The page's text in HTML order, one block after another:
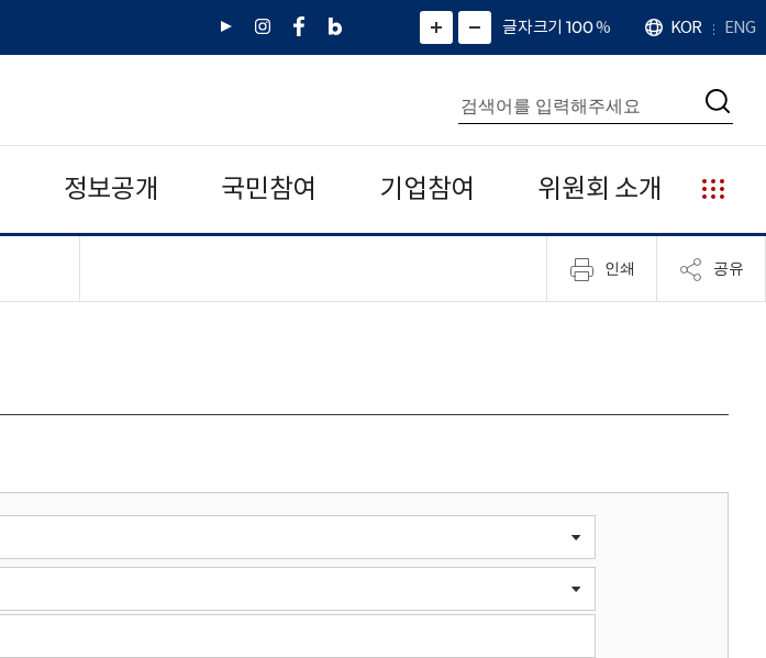
유
인
페
네
그
)
화
면
면
소
확
대
치
글자크기 100%
언
어
KOR ENG
통
합
검
색
검
정보공개 국민참여 기업참여 위원회 소개
누
리
집
안
인쇄 공유